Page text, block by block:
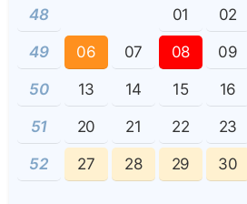
48 01 02
49 06 07 08 09
50 13 14 15 16
51 20 21 22 23
52 27 28 29 30